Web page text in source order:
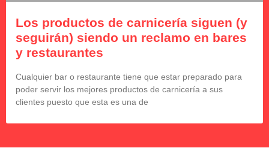
Los productos de carnicería siguen (y
seguirán) siendo un reclamo en bares
y restaurantes
Cualquier bar o restaurante tiene que estar preparado para
poder servir los mejores productos de carnicería a sus
clientes puesto que esta es una de